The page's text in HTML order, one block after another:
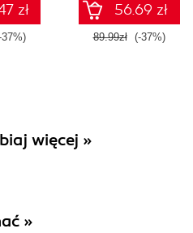
zł
37%)
56.69 zł
89.99zł (-37%)
więcej »
»